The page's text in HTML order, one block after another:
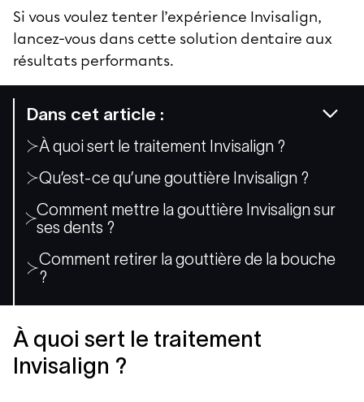
Si vous voulez tenter l’expérience Invisalign,
lancez-vous dans cette solution dentaire aux
résultats performants.
Dans cet article :
À quoi sert le traitement Invisalign ?
Qu’est-ce qu’une gouttière Invisalign ?
Comment mettre la gouttière Invisalign sur
ses dents ?
Comment retirer la gouttière de la bouche
?
À quoi sert le traitement
Invisalign ?